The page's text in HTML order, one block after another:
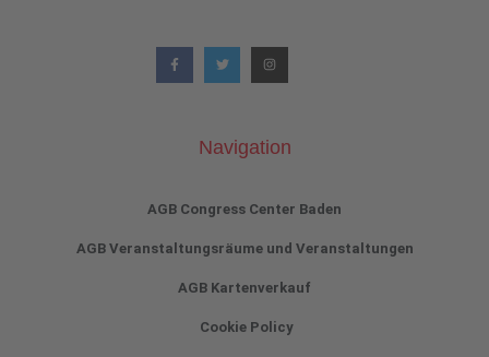
Navigation
AGB Congress Center Baden
AGB Veranstaltungsräume und Veranstaltungen
AGB Kartenverkauf
Cookie Policy